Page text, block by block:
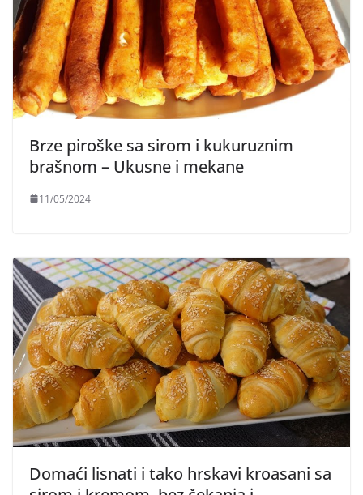
Brze piroške sa sirom i kukuruznim
brašnom – Ukusne i mekane
11/05/2024
Domaći lisnati i tako hrskavi kroasani sa